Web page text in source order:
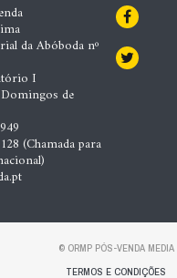
da Abóboda nº
I
de
(Chamada para
© ORMP PÓS-VENDA MEDIA
TERMOS E CONDIÇÕES